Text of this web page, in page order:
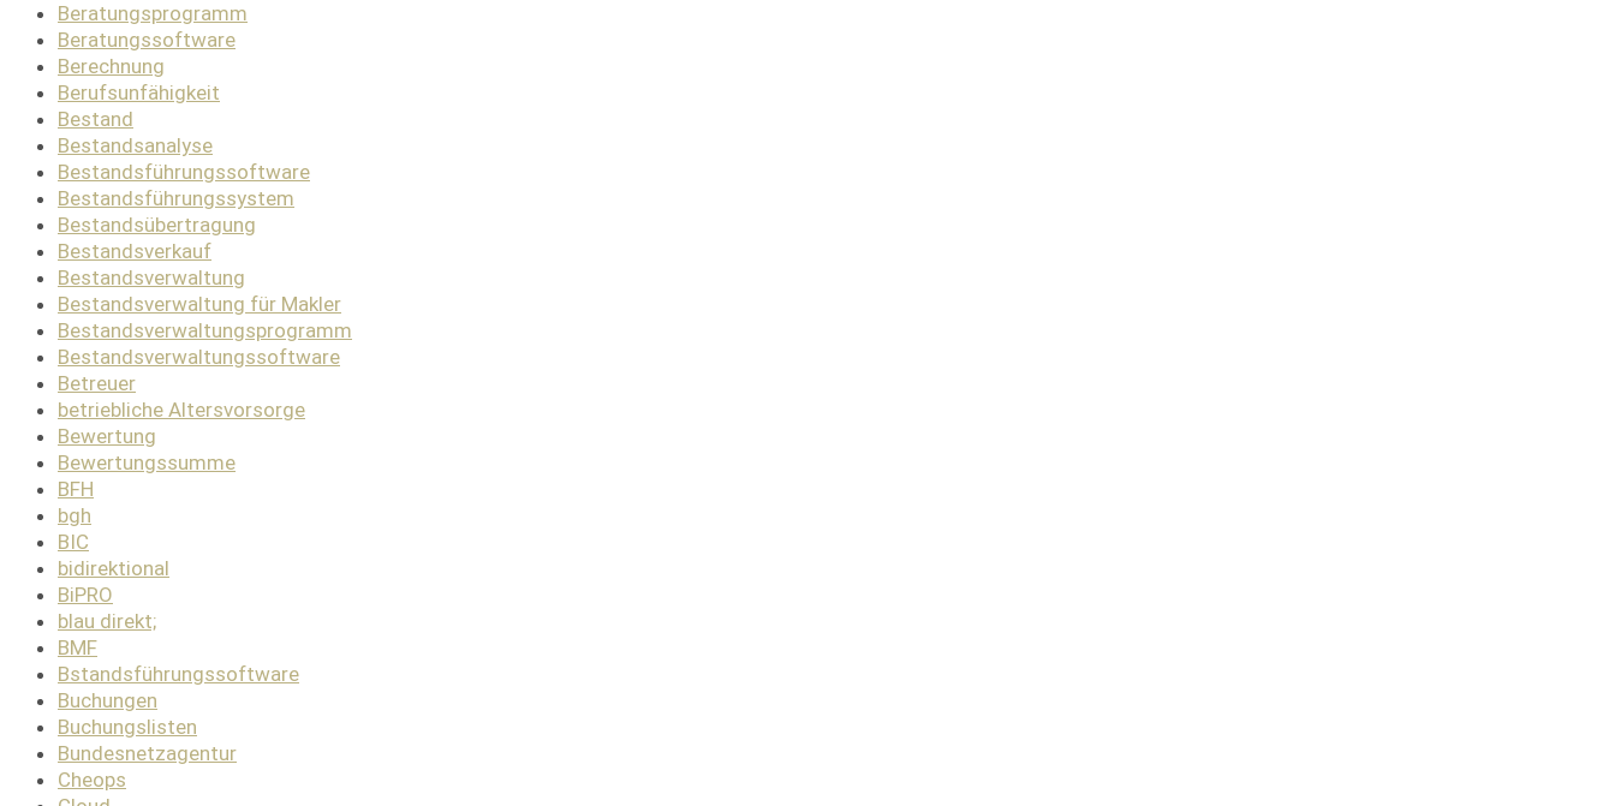
Beratungsprogramm
Beratungssoftware
Berechnung
Berufsunfähigkeit
Bestand
Bestandsanalyse
Bestandsführungssoftware
Bestandsführungssystem
Bestandsübertragung
Bestandsverkauf
Bestandsverwaltung
Bestandsverwaltung für Makler
Bestandsverwaltungsprogramm
Bestandsverwaltungssoftware
Betreuer
betriebliche Altersvorsorge
Bewertung
Bewertungssumme
BFH
bgh
BIC
bidirektional
BiPRO
blau direkt;
BMF
Bstandsführungssoftware
Buchungen
Buchungslisten
Bundesnetzagentur
Cheops